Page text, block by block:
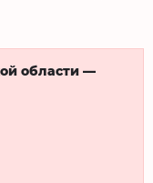
области —